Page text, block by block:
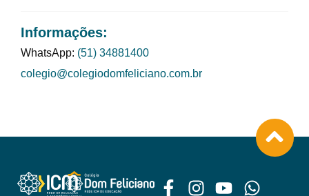
Informações:
WhatsApp: (51) 34881400
colegio@colegiodomfeliciano.com.br